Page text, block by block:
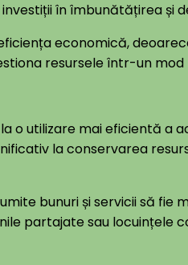
în îmbunătățirea și
economică,
resursele într-un mod
o utilizare mai eficientă a
la conservarea
bunuri și servicii să fie
partajate sau locuințele